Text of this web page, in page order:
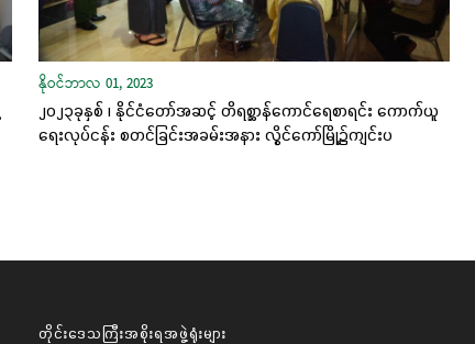
နိုဝင်ဘာလ 01, 2023
၂၀၂၃ခုနှစ် ၊ နိုင်ငံတော်အဆင့် တိရစ္ဆာန်ကောင်ရေစာရင်း ကောက်ယူ
ရေးလုပ်ငန်း စတင်ခြင်းအခမ်းအနား လွိုင်ကော်မြို့၌ကျင်းပ
တိုင်းဒေသကြီးအစိုးရအဖွဲ့ရုံးများ